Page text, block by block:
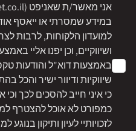
אני מאשר/ת שאניפט (
במידע שמסרתי או ייאסף
למועדון הלקוחות, לרבות
ושיווקיים, וכן יפנו אליי
באמצעות דוא"ל והודעות
שיווקיות ודיוור ישיר והכל
כי איני חייב להסכים לכך
כמפורט לא אוכל להצטרף
לזכויותיי לעיון ותיקון בנוגע